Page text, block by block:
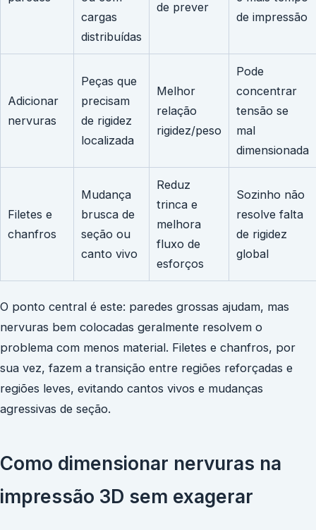
cargas
distribuídas
de prever
de impressão
Adicionar
nervuras
Peças que
precisam
de rigidez
localizada
Melhor
relação
rigidez/peso
Pode
concentrar
tensão se
mal
dimensionada
Filetes e
chanfros
Mudança
brusca de
seção ou
canto vivo
Reduz
trinca e
melhora
fluxo de
esforços
Sozinho não
resolve falta
de rigidez
global
O ponto central é este: paredes grossas ajudam, mas
nervuras bem colocadas geralmente resolvem o
problema com menos material. Filetes e chanfros, por
sua vez, fazem a transição entre regiões reforçadas e
regiões leves, evitando cantos vivos e mudanças
agressivas de seção.
Como dimensionar nervuras na
impressão 3D sem exagerar